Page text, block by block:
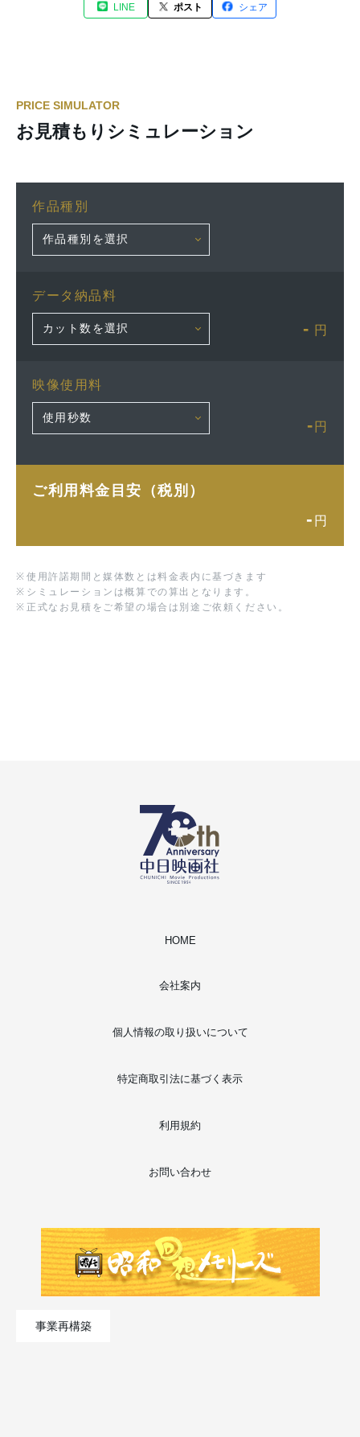
LINE ポスト シェア
PRICE SIMULATOR
お見積もりシミュレーション
作品種別
データ納品料
- 円
映像使用料
- 円
ご利用料金目安（税別）
- 円
※ 使用許諾期間と媒体数とは料金表内に基づきます
※ シミュレーションは概算での算出となります。
※ 正式なお見積をご希望の場合は別途ご依頼ください。
HOME
会社案内
個人情報の取り扱いについて
特定商取引法に基づく表示
利用規約
お問い合わせ
事業再構築